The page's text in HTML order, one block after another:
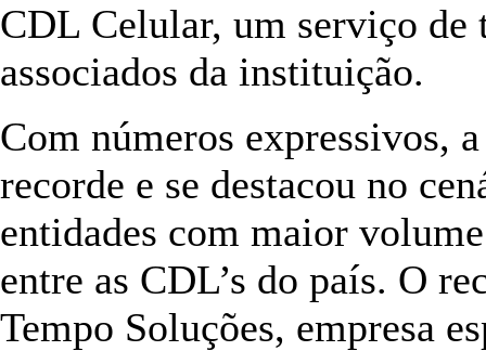
CDL Celular, um serviço
associados da instituição.
Com números expressivos,
recorde e se destacou no
entidades com maior
entre as CDL’s do país. O
Tempo Soluções, empresa